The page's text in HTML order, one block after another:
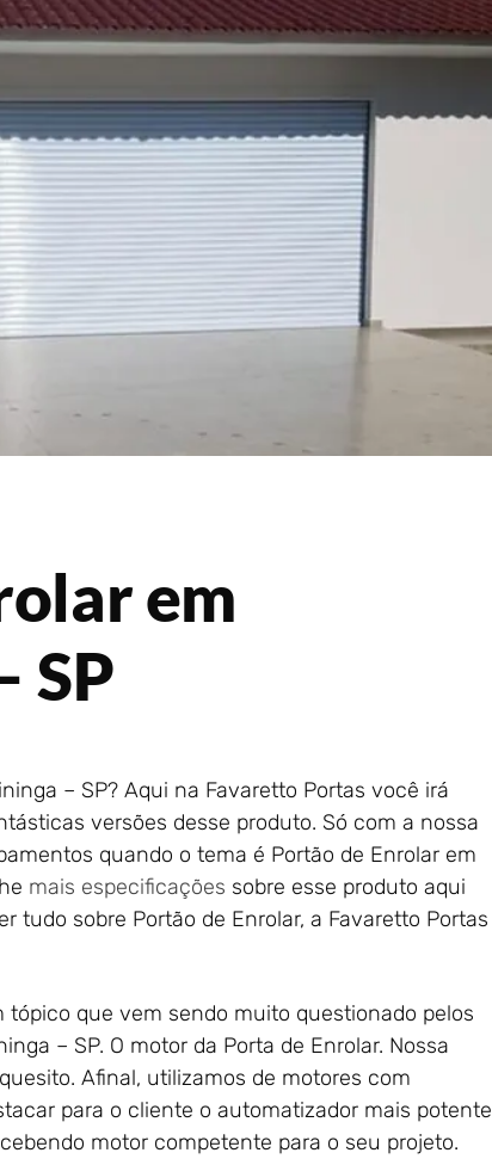
em
SP
– SP? Aqui na Favaretto Portas você irá
versões desse produto. Só com a nossa
quando o tema é Portão de Enrolar em
mais especificações sobre esse produto aqui
tudo sobre Portão de Enrolar, a Favaretto Portas
que vem sendo muito questionado pelos
– SP. O motor da Porta de Enrolar. Nossa
Afinal, utilizamos de motores com
para o cliente o automatizador mais potente
motor competente para o seu projeto.